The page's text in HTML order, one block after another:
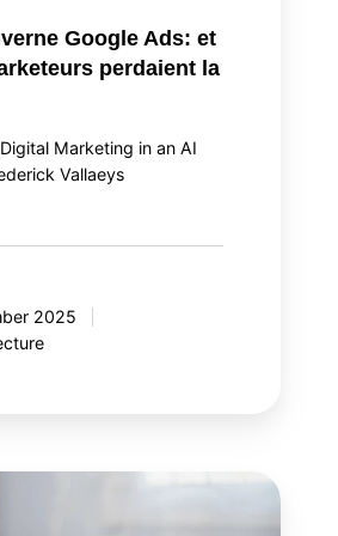
Google Ads: et
perdaient la
Marketing in an AI
Vallaeys
2025